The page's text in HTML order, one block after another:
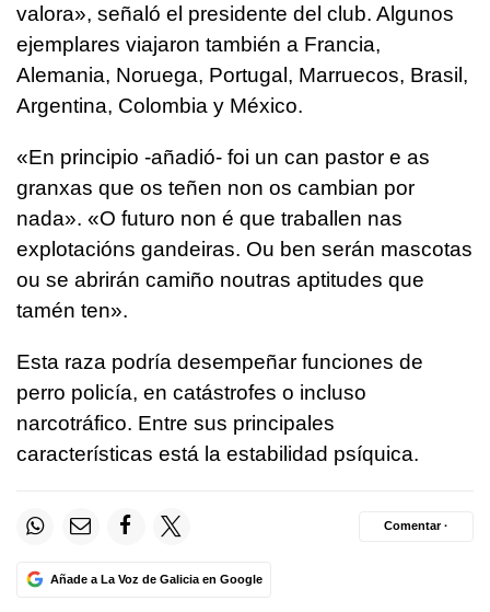
valora», señaló el presidente del club. Algunos
ejemplares viajaron también a Francia,
Alemania, Noruega, Portugal, Marruecos, Brasil,
Argentina, Colombia y México.
«En principio -añadió- foi un can pastor e as
granxas que os teñen non os cambian por
nada». «O futuro non é que traballen nas
explotacións gandeiras. Ou ben serán mascotas
ou se abrirán camiño noutras aptitudes que
tamén ten».
Esta raza podría desempeñar funciones de
perro policía, en catástrofes o incluso
narcotráfico. Entre sus principales
características está la estabilidad psíquica.
Añade a La Voz de Galicia en Google
Comentar ·